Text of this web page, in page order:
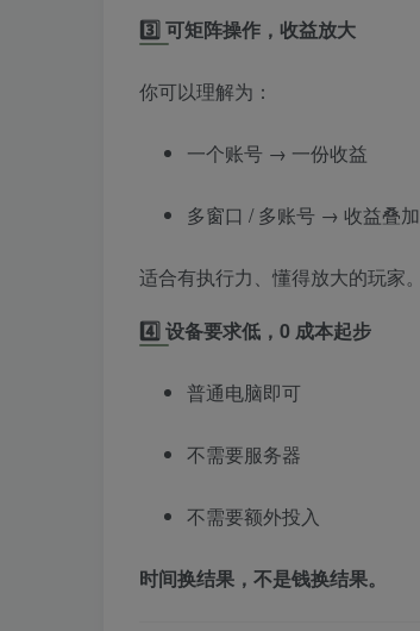
3️⃣ 可矩阵操作，收益放大
你可以理解为：
一个账号 → 一份收益
多窗口 / 多账号 → 收益叠加
适合有执行力、懂得放大的玩家。
4️⃣ 设备要求低，0 成本起步
普通电脑即可
不需要服务器
不需要额外投入
时间换结果，不是钱换结果。